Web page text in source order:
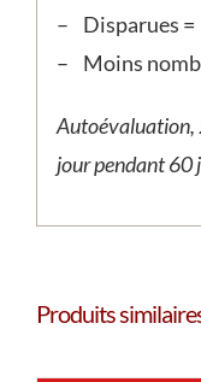
– Disparues =
– Moins
Autoévaluation,
jour pendant 60
Produits